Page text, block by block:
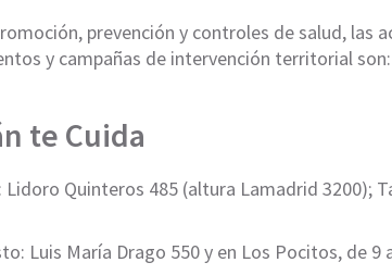
prevención y controles de salud, las
y campañas de intervención territorial son:
te Cuida
Quinteros 485 (altura Lamadrid 3200);
Luis María Drago 550 y en Los Pocitos, de 9